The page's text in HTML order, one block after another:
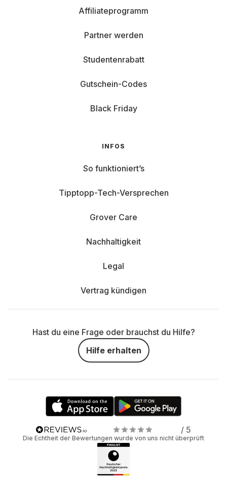
Affiliateprogramm
Partner werden
Studentenrabatt
Gutschein-Codes
Black Friday
INFOS
So funktioniert’s
Tipptopp-Tech-Versprechen
Grover Care
Nachhaltigkeit
Legal
Vertrag kündigen
Hast du eine Frage oder brauchst du Hilfe?
Hilfe erhalten
/ 5
Die Echtheit der Bewertungen wurde von uns nicht überprüft